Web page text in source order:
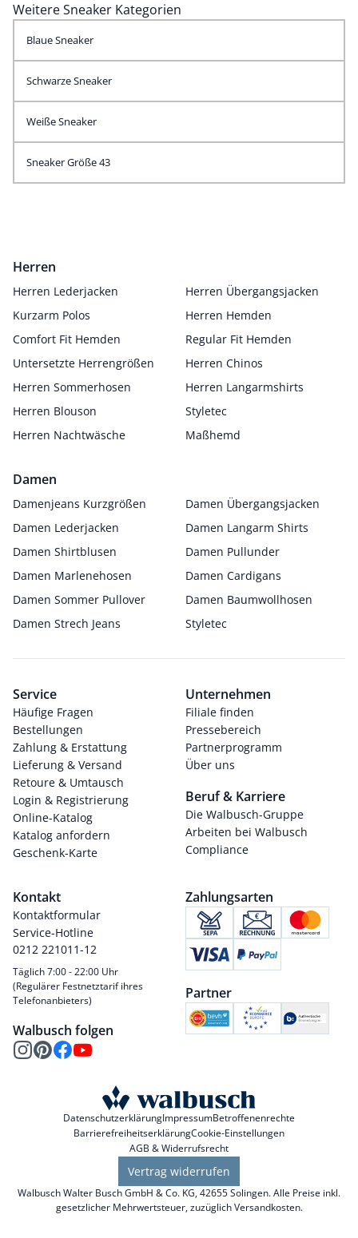
Weitere Sneaker Kategorien
Blaue Sneaker
Schwarze Sneaker
Weiße Sneaker
Sneaker Größe 43
Herren
Herren Lederjacken
Herren Übergangsjacken
Kurzarm Polos
Herren Hemden
Comfort Fit Hemden
Regular Fit Hemden
Untersetzte Herrengrößen
Herren Chinos
Herren Sommerhosen
Herren Langarmshirts
Herren Blouson
Styletec
Herren Nachtwäsche
Maßhemd
Damen
Damenjeans Kurzgrößen
Damen Übergangsjacken
Damen Lederjacken
Damen Langarm Shirts
Damen Shirtblusen
Damen Pullunder
Damen Marlenehosen
Damen Cardigans
Damen Sommer Pullover
Damen Baumwollhosen
Damen Strech Jeans
Styletec
Service
Häufige Fragen
Bestellungen
Zahlung & Erstattung
Lieferung & Versand
Retoure & Umtausch
Login & Registrierung
Online-Katalog
Katalog anfordern
Geschenk-Karte
Unternehmen
Filiale finden
Pressebereich
Partnerprogramm
Über uns
Beruf & Karriere
Die Walbusch-Gruppe
Arbeiten bei Walbusch
Compliance
Kontakt
Kontaktformular
Service-Hotline
0212 221011-12
Täglich 7:00 - 22:00 Uhr
(Regulärer Festnetztarif ihres
Telefonanbieters)
Walbusch folgen
Zahlungsarten
Partner
DatenschutzerklärungImpressumBetroffenenrechte
BarrierefreiheitserklärungCookie-Einstellungen
AGB & Widerrufsrecht
Vertrag widerrufen
Walbusch Walter Busch GmbH & Co. KG, 42655 Solingen. Alle Preise inkl.
gesetzlicher Mehrwertsteuer, zuzüglichVersandkosten.